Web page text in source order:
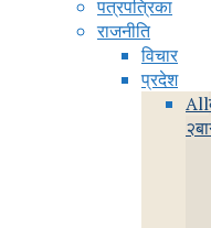
पत्रपत्रिका
राजनीति
विचार
प्रदेश
All
२